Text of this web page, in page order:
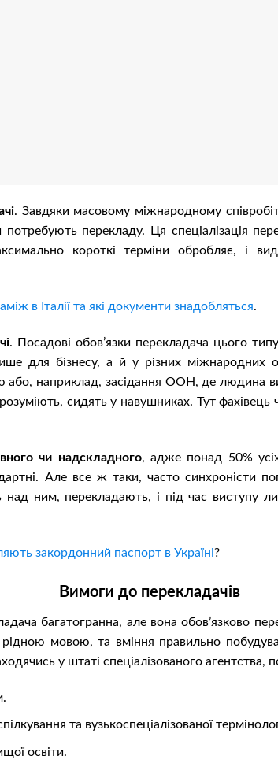
. Завдяки масовому міжнародному
перекладу. Ця спеціалізація
короткі терміни обробляє, і
в Італії та які документи знадобляться.
. Посадові обов’язки перекладача цього
для бізнесу, а й у різних міжнародних
або, наприклад, засідання ООН, де людина
розуміють, сидять у навушниках. Тут
чи надскладного, адже понад 50%
Але все ж таки, часто синхроністи
над ним, перекладають, і під час виступу
закордонний паспорт в Україні?
Вимоги до перекладачів
багатогранна, але вона обов’язково
рідною мовою, та вміння правильно
у штаті спеціалізованого агентства,
та вузькоспеціалізованої
освіти.